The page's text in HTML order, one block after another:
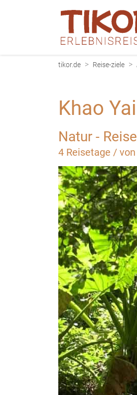
tikor.de > Reise-ziele >
Khao
Natur -
4 Reisetage /